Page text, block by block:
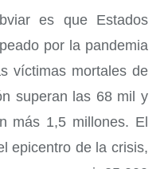
es que Estados
por la pandemia
víctimas mortales de
superan las 68 mil y
más 1,5 millones. El
epicentro de la crisis,